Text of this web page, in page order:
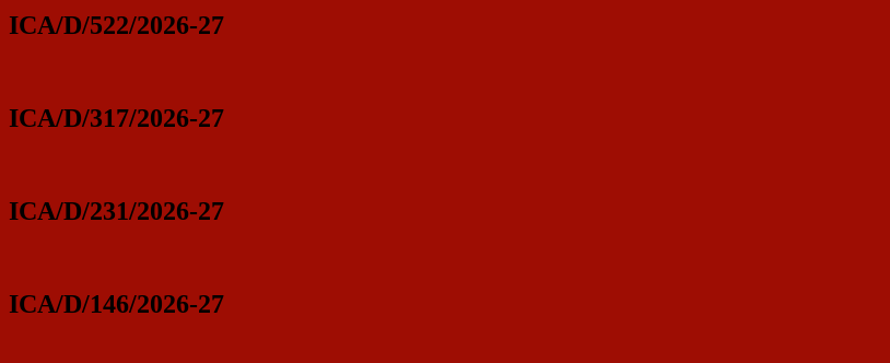
ICA/D/522/2026-27
ICA/D/317/2026-27
ICA/D/231/2026-27
ICA/D/146/2026-27